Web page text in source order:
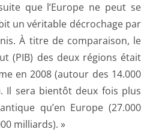
que l’Europe ne peut se
un véritable décrochage par
À titre de comparaison, le
(PIB) des deux régions était
en 2008 (autour des 14.000
Il sera bientôt deux fois plus
qu’en Europe (27.000
milliards). »